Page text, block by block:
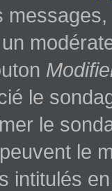
un
le
le
le
intitulés